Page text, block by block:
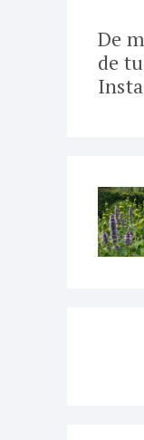
De
de